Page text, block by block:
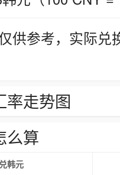
供参考，实际
率走势图
么算
韩元